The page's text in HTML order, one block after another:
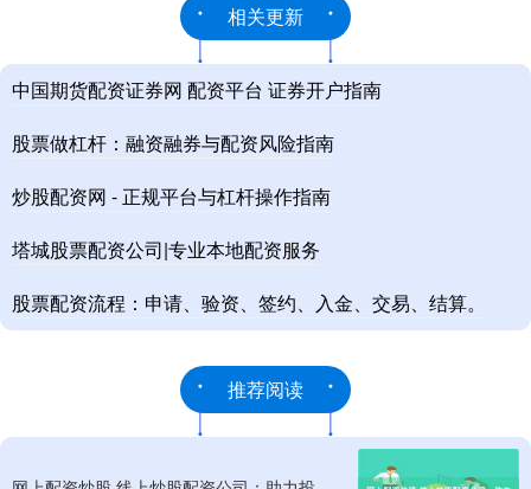
相关更新
中国期货配资证券网 配资平台 证券开户指南
股票做杠杆：融资融券与配资风险指南
炒股配资网 - 正规平台与杠杆操作指南
塔城股票配资公司|专业本地配资服务
股票配资流程：申请、验资、签约、入金、交易、结算。
推荐阅读